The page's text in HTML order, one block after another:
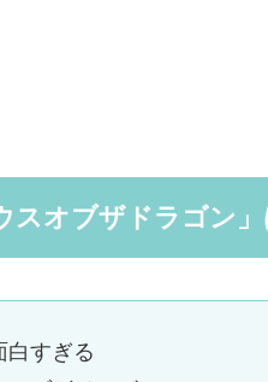
スオブザドラゴン
白すぎる